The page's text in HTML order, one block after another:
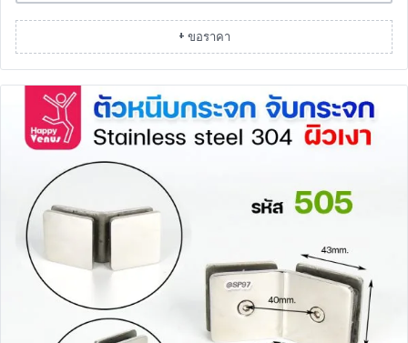
+ ขอราคา